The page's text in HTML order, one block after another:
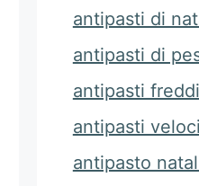
antipasti di
antipasti di
antipasti freddi
antipasti
antipasto